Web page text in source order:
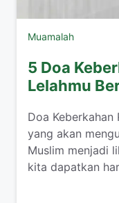
Muamalah
5 Doa
Lelahmu
​Doa Keberkahan
yang akan
Muslim menjadi
kita dapatkan